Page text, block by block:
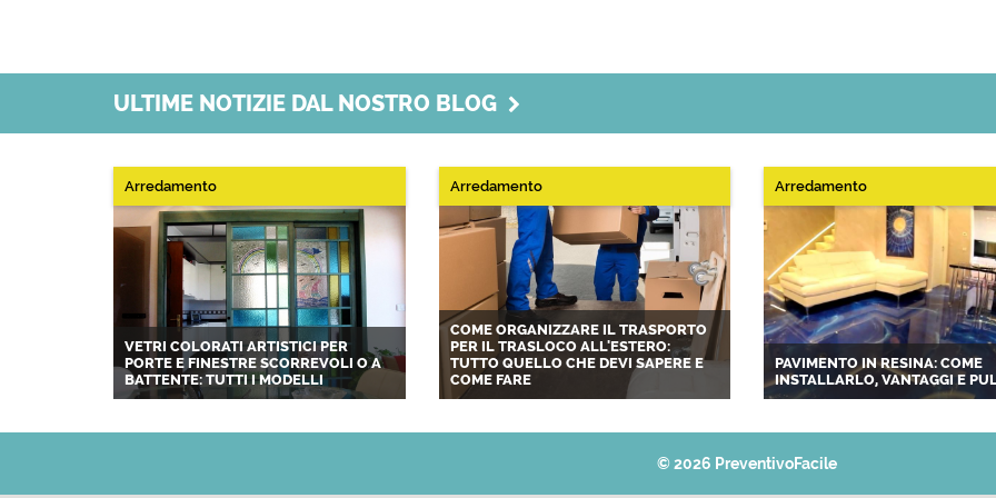
ULTIME NOTIZIE DAL NOSTRO BLOG
Arredamento
VETRI COLORATI ARTISTICI PER
PORTE E FINESTRE SCORREVOLI O A
BATTENTE: TUTTI I MODELLI
Arredamento
COME ORGANIZZARE IL TRASPORTO
PER IL TRASLOCO ALL'ESTERO:
TUTTO QUELLO CHE DEVI SAPERE E
COME FARE
Arredamento
PAVIMENTO IN RESINA: COME
INSTALLARLO, VANTAGGI E
© 2026 PreventivoFacile